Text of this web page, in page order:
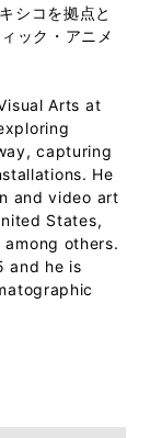
シコを拠点と
ック・アニメ
Arts at
capturing
He
and video art
States,
others.
and he is